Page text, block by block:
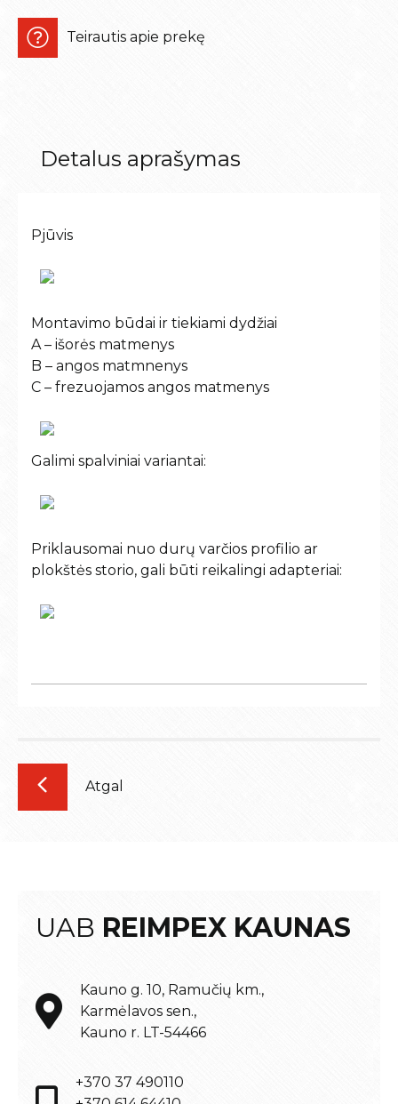
Teirautis apie prekę
Detalus aprašymas
Pjūvis
Montavimo būdai ir tiekiami dydžiai
A – išorės matmenys
B – angos matmnenys
C – frezuojamos angos matmenys
Galimi spalviniai variantai:
Priklausomai nuo durų varčios profilio ar
plokštės storio, gali būti reikalingi adapteriai:
Atgal
UAB REIMPEX KAUNAS
Kauno g. 10, Ramučių km.,
Karmėlavos sen.,
Kauno r. LT-54466
+370 37 490110